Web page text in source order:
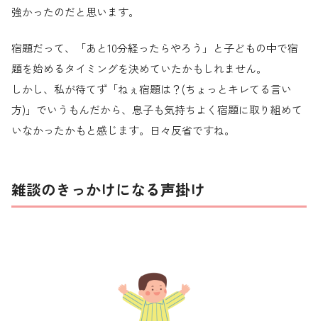
強かったのだと思います。
宿題だって、「あと10分経ったらやろう」と子どもの中で宿
題を始めるタイミングを決めていたかもしれません。
しかし、私が待てず「ねぇ宿題は？(ちょっとキレてる言い
方)」でいうもんだから、息子も気持ちよく宿題に取り組めて
いなかったかもと感じます。日々反省ですね。
雑談のきっかけになる声掛け